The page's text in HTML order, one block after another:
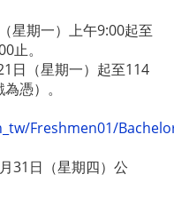
星期一）上午9:00起至
止。
日（星期一）起至114
憑）。
Freshmen01/
31日（星期四）公